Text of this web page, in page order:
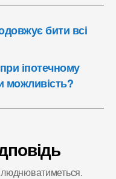
бити всі
іпотечному
можливість?